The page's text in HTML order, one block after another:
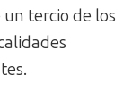
un tercio de los